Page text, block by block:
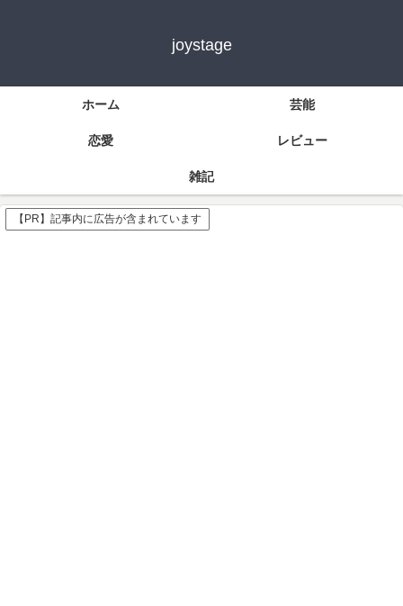
joystage
ホーム 芸能
恋愛 レビュー
雑記
【PR】記事内に広告が含まれています